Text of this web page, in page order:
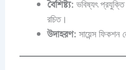
বৈশিষ্ট্য: ভবিষ্যৎ
রচিত।
উদাহরণ: সায়েন্স ফিকশন